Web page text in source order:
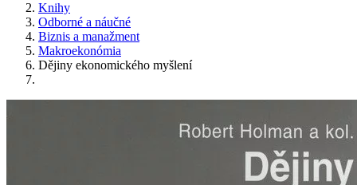
Knihy
Odborné a náučné
Biznis a manažment
Makroekonómia
Dějiny ekonomického myšlení